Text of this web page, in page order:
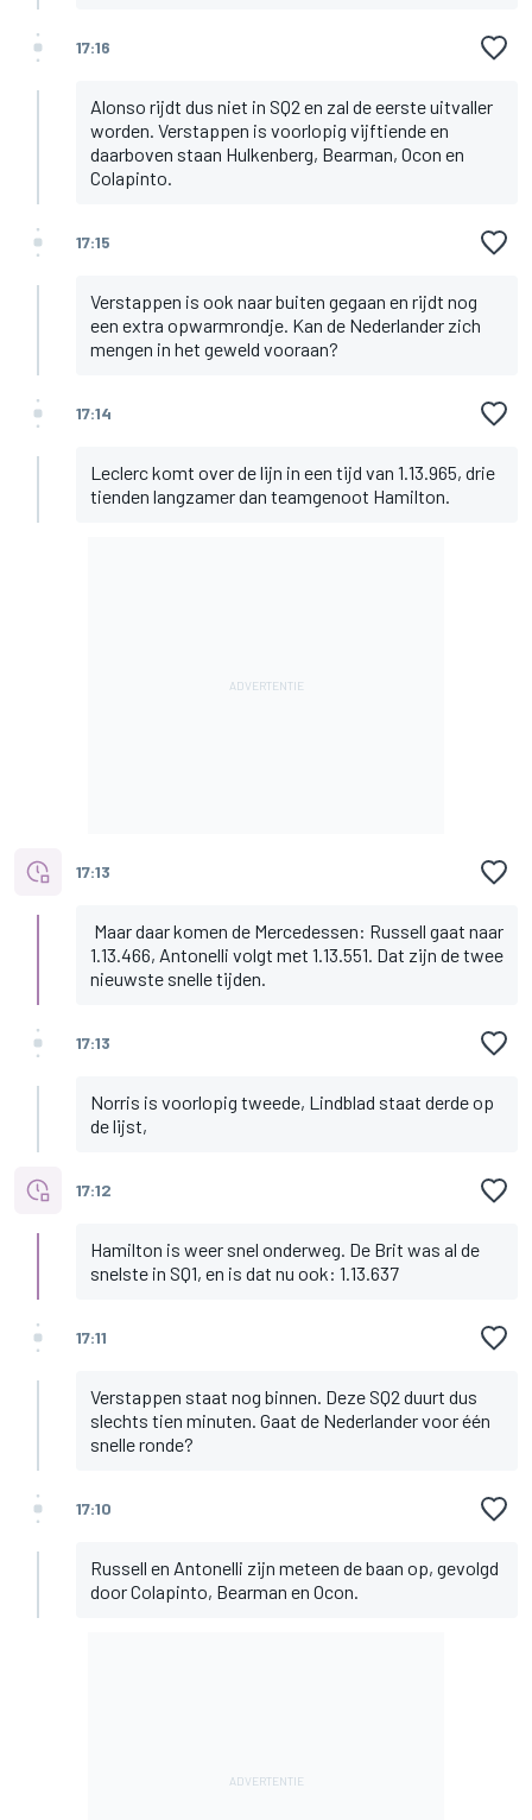
17:16
Alonso rijdt dus niet in SQ2 en zal de eerste uitvaller
worden. Verstappen is voorlopig vijftiende en
daarboven staan Hulkenberg, Bearman, Ocon en
Colapinto.
17:15
Verstappen is ook naar buiten gegaan en rijdt nog
een extra opwarmrondje. Kan de Nederlander zich
mengen in het geweld vooraan?
17:14
Leclerc komt over de lijn in een tijd van 1.13.965, drie
tienden langzamer dan teamgenoot Hamilton.
17:13
Maar daar komen de Mercedessen: Russell gaat naar
1.13.466, Antonelli volgt met 1.13.551. Dat zijn de twee
nieuwste snelle tijden.
17:13
Norris is voorlopig tweede, Lindblad staat derde op
de lijst,
17:12
Hamilton is weer snel onderweg. De Brit was al de
snelste in SQ1, en is dat nu ook: 1.13.637
17:11
Verstappen staat nog binnen. Deze SQ2 duurt dus
slechts tien minuten. Gaat de Nederlander voor één
snelle ronde?
17:10
Russell en Antonelli zijn meteen de baan op, gevolgd
door Colapinto, Bearman en Ocon.